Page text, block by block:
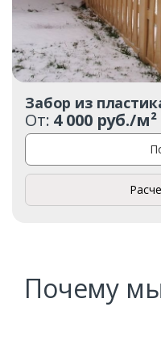
Забор из
От: 4 000 руб./м²
Почему